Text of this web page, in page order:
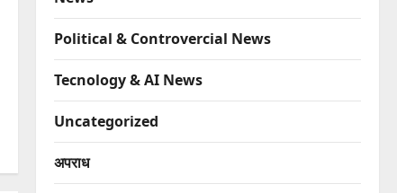
Political & Controvercial News
Tecnology & AI News
Uncategorized
अपराध